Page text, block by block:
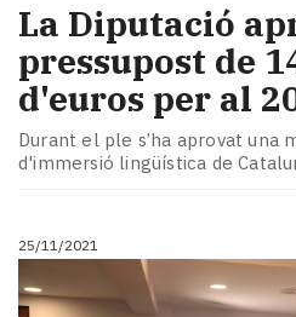
La Diputació
pressupost de
d'euros per al
Durant el ple s’ha aprovat una
d'immersió lingüística de
25/11/2021